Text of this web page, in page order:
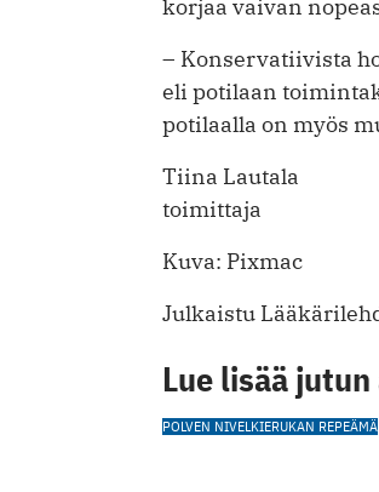
korjaa vaivan
– Konservatiivista
eli potilaan
potilaalla on myös
Tiina Lautala
toimittaja
Kuva: Pixmac
Julkaistu
Lue lisää
POLVEN NIVELKIERUKAN REPEÄMÄ